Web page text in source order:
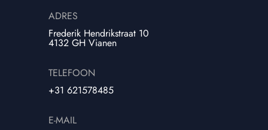
ADRES
Frederik Hendrikstraat 10
4132 GH Vianen
TELEFOON
+31 621578485
E-MAIL